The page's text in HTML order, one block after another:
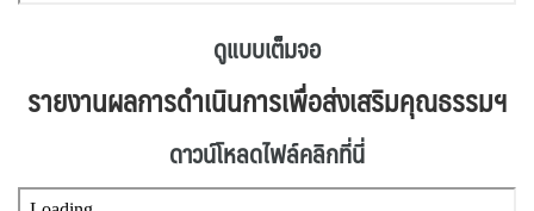
ดูแบบเต็มจอ
รายงานผลการดำเนินการเพื่อส่งเสริมคุณธรรมฯ
ดาวน์โหลดไฟล์คลิกที่นี่